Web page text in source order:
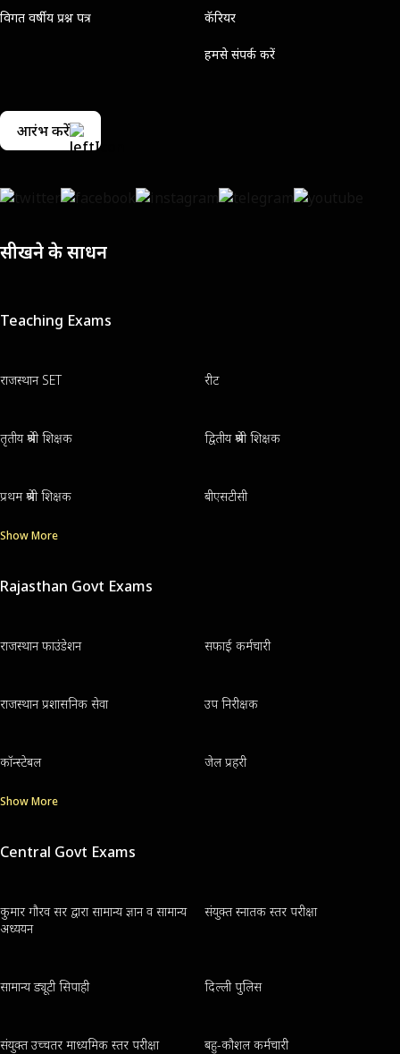
विगत वर्षीय प्रश्न पत्र कॅरियर
हमसे संपर्क करें
आरंभ करें
सीखने के साधन
Teaching Exams
राजस्थान SET रीट
तृतीय श्रेणी शिक्षक द्वितीय श्रेणी शिक्षक
प्रथम श्रेणी शिक्षक बीएसटीसी
Show More
Rajasthan Govt Exams
राजस्थान फाउंडेशन सफाई कर्मचारी
राजस्थान प्रशासनिक सेवा उप निरीक्षक
कॉन्स्टेबल जेल प्रहरी
Show More
Central Govt Exams
कुमार गौरव सर द्वारा सामान्य ज्ञान व सामान्य
अध्ययन
संयुक्त स्नातक स्तर परीक्षा
सामान्य ड्यूटी सिपाही दिल्ली पुलिस
संयुक्त उच्चतर माध्यमिक स्तर परीक्षा बहु-कौशल कर्मचारी